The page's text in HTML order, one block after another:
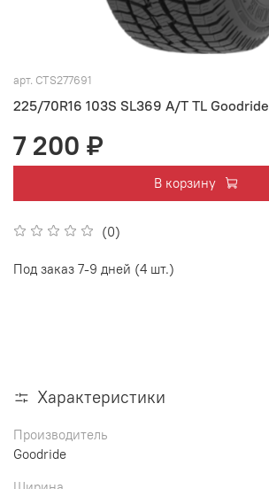
арт. CTS277691
225/70R16 103S SL369 A/T TL Goodride
(0)
7 200 ₽
В корзину
Под заказ 7-9 дней (4 шт.)
Характеристики
Производитель
Goodride